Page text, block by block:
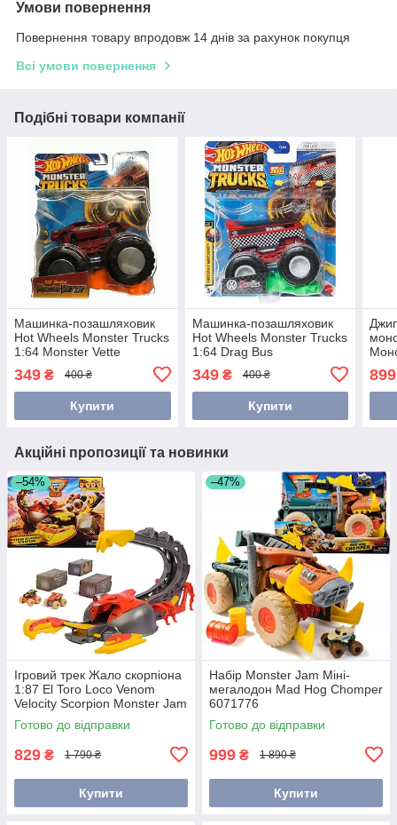
Умови повернення
Повернення товару впродовж 14 днів за рахунок покупця
Всі умови повернення
Подібні товари компанії
Машинка-позашляховик
Hot Wheels Monster Trucks
1:64 Monster Vette
349 ₴ 400 ₴
Купити
Машинка-позашляховик
Hot Wheels Monster Trucks
1:64 Drag Bus
349₴ 400 ₴
Купити
899
Акційні пропозиції та новинки
–54%
Ігровий трек Жало скорпіона
1:87 El Toro Loco Venom
Velocity Scorpion Monster Jam
6069752
Готово до відправки
829 ₴ 1 790 ₴
Купити
–47%
Набір Monster Jam Міні-
мегалодон Mad Hog Chomper
6071776
Готово до відправки
999 ₴ 1 890 ₴
Купити